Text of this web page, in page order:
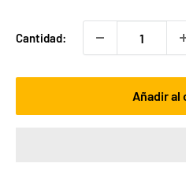
Cantidad:
Añadir al